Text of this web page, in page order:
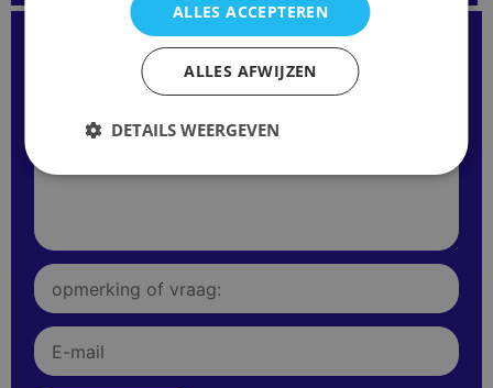
Kunt u de juiste afstandsbediening niet vinden?
Staat uw model niet op onze website?
Neem gerust contact met ons op
of vul het formulier hieronder in.
leveren.
/
Opmerking
of
vraag:
E-
mail
ALLES ACCEPTEREN
ALLES AFWIJZEN
DETAILS WEERGEVEN